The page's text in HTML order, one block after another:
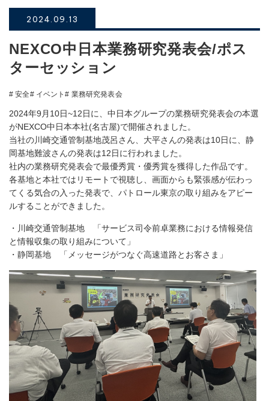
2024.09.13
NEXCO中日本業務研究発表会/ポス
ターセッション
# 安全# イベント# 業務研究発表会
2024年9月10日~12日に、中日本グループの業務研究発表会の本選
がNEXCO中日本本社(名古屋)で開催されました。
当社の川崎交通管制基地茂呂さん、大平さんの発表は10日に、静
岡基地難波さんの発表は12日に行われました。
社内の業務研究発表会で最優秀賞・優秀賞を獲得した作品です。
各基地と本社ではリモートで視聴し、画面からも緊張感が伝わっ
てくる気合の入った発表で、パトロール東京の取り組みをアピー
ルすることができました。
・川崎交通管制基地 「サービス司令前卓業務における情報発信
と情報収集の取り組みについて」
・静岡基地 「メッセージがつなぐ高速道路とお客さま」